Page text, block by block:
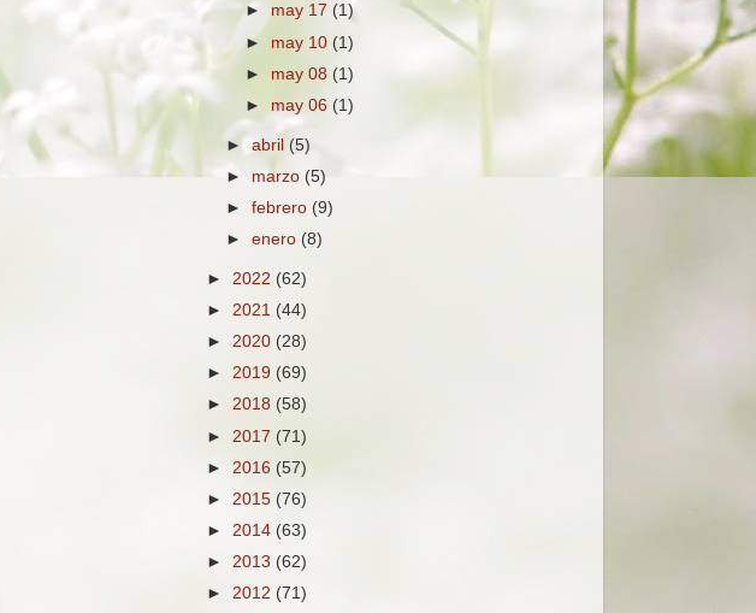
► may 17 (1)
► may 10 (1)
► may 08 (1)
► may 06 (1)
►abril (5)
► marzo (5)
►febrero (9)
►enero (8)
► 2022 (62)
► 2021 (44)
► 2020 (28)
► 2019 (69)
► 2018 (58)
► 2017 (71)
► 2016 (57)
► 2015 (76)
► 2014 (63)
► 2013 (62)
► 2012 (71)